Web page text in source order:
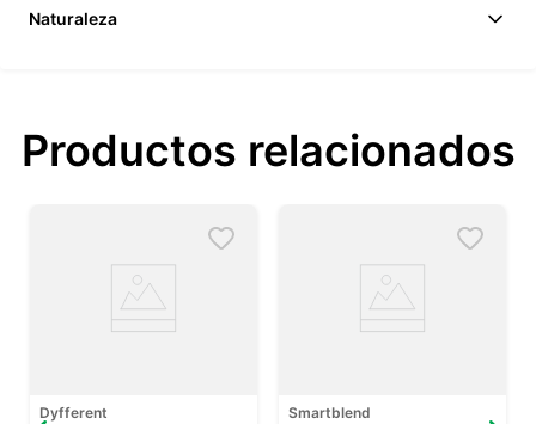
Naturaleza
Productos relacionados
Dyfferent Smartblend